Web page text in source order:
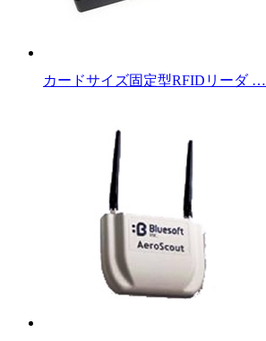
カードサイズ固定型RFIDリーダ …